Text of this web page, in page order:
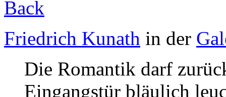
Friedrich Kunath in der
Die Romantik darf
Eingangstür bläulich